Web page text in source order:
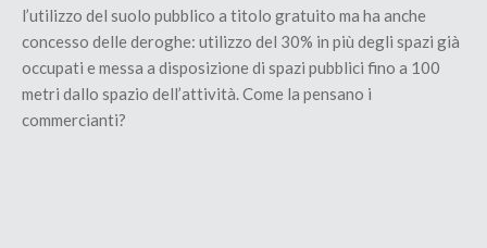
l’utilizzo del suolo pubblico a titolo gratuito ma ha anche
concesso delle deroghe: utilizzo del 30% in più degli spazi già
occupati e messa a disposizione di spazi pubblici fino a 100
metri dallo spazio dell’attività. Come la pensano i
commercianti?